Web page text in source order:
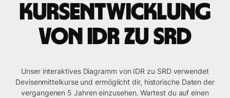
Kursentwicklung
von IDR zu SRD
Unser interaktives Diagramm von IDR zu SRD verwendet
Devisenmittelkurse und ermöglicht dir, historische Daten der
vergangenen 5 Jahren einzusehen. Wartest du auf einen